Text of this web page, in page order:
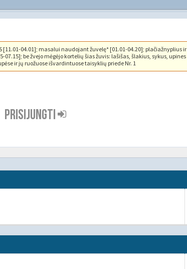
[11.01-04.01]; masalui naudojant žuvelę* [01.01-04.20]; plačiažnyplius ir
07.15]; be žvejo mėgėjo kortelių šias žuvis: lašišas, šlakius, sykus, upines
ir jų ruožuose išvardintuose taisyklių priede Nr. 1
PRISIJUNGTI